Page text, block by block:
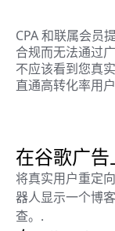
CPA 和联属会员
合规而无法通过
不应该看到您真
直通高转化率用
在谷歌广
将真实用户重定
器人显示一个博
查。.